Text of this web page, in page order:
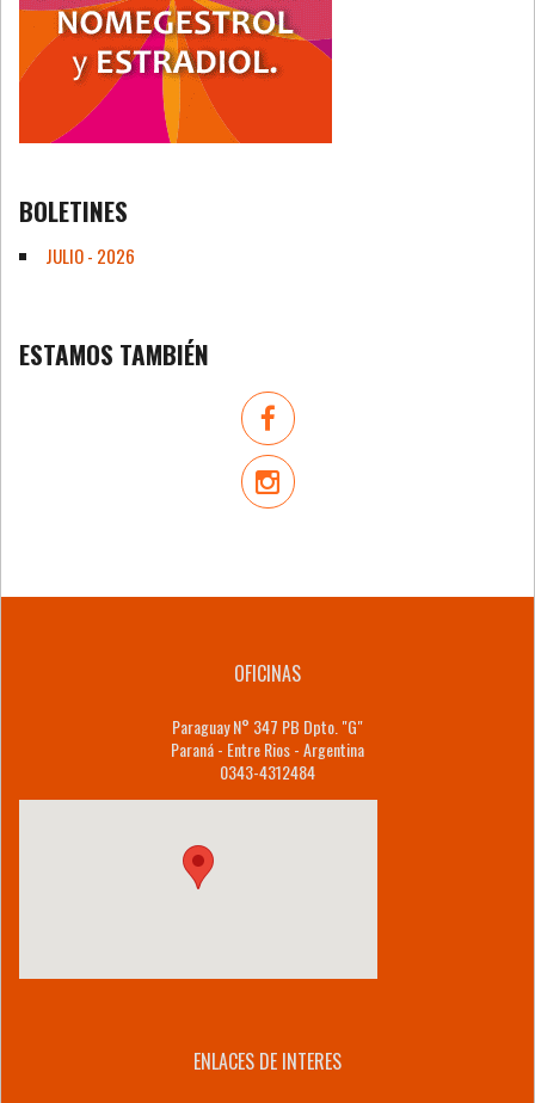
BOLETINES
JULIO - 2026
ESTAMOS TAMBIÉN
OFICINAS
Paraguay N° 347 PB Dpto. "G"
Paraná - Entre Rios - Argentina
0343-4312484
ENLACES DE INTERES